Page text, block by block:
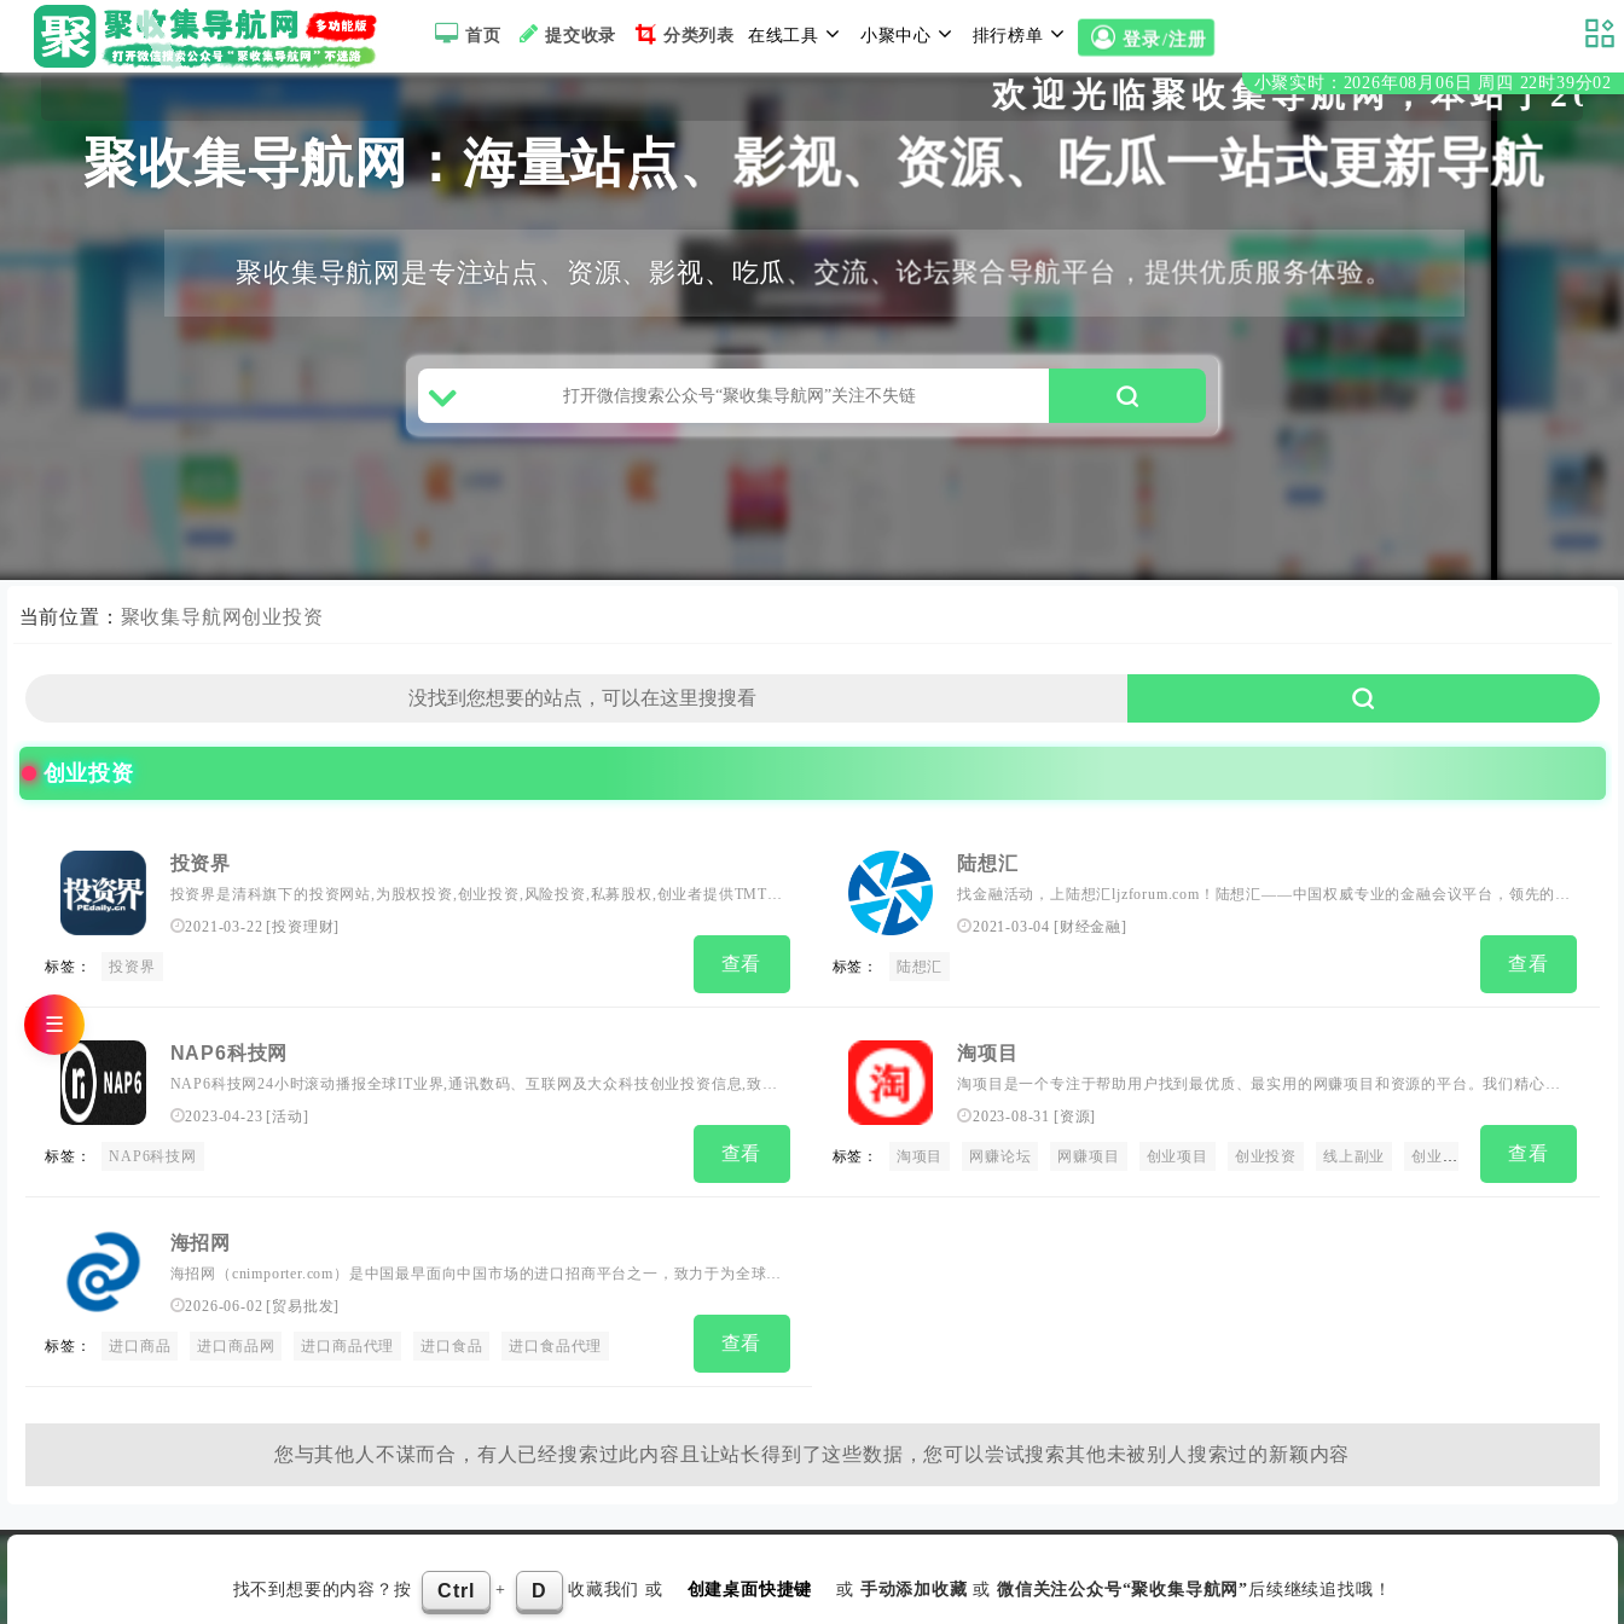
首页 提交收录 分类列表 在线工具 小聚中心 排行榜单 登录/注册
小聚实时：2026年08月06日 周四 22时39分03
欢迎光临聚收集导航网，本站于2020年
聚收集导航网：海量站点、影视、资源、吃瓜一站式更新导航
聚收集导航网是专注站点、资源、影视、吃瓜、交流、论坛聚合导航平台，提供优质服务体验。
当前位置： 聚收集导航网创业投资
创业投资
投资界
投资界是清科旗下的投资网站,为股权投资,创业投资,风险投资,私募股权,创业者提供TMT,IT
服务,互联网,清洁技术,医疗健康,消费连锁等行业投资融资,上市IPO,收购重组,基金募集等资
2021-03-22 [投资理财]
标签： 投资界 查看
陆想汇
找金融活动，上陆想汇ljzforum.com！陆想汇——中国权威专业的金融会议平台，领先的金
融会议网站、金融活动网站，金融会议金融活动查询、在线金融报名、及金融会议营销服
务平台。包含金融头条、宏观分析、金融财经、创业投资、金融培训、金融生活、金融峰
2021-03-04 [财经金融]
标签： 陆想汇 查看
NAP6科技网
NAP6科技网24小时滚动播报全球IT业界,通讯数码、互联网及大众科技创业投资信息,致力
提供专业、酷炫的科技圈动态信息。
2023-04-23 [活动]
标签： NAP6科技网 查看
淘项目
淘项目是一个专注于帮助用户找到最优质、最实用的网赚项目和资源的平台。我们精心挑
选每一个项目，保证它们的质量和可靠性，让你的创业之路更加顺利。除此之外，我们还
提供专业的客服服务，随时为您解决任何问题。如果您正在寻找新鲜有趣的项目，来淘项
目就对了！快来加入我们的大家庭，让我们一起发现目前的风口向项目以及创业赚钱项目
2023-08-31 [资源]
标签： 淘项目 网赚论坛 网赚项目 创业项目 创业投资 线上副业 创业平台 创业找项目
查看
海招网
海招网（cnimporter.com）是中国最早面向中国市场的进口招商平台之一，致力于为全球海
外品牌开拓中国市场搭建渠道，同时为中国的创业投资者提供国际先进优质的产品项目。
2026-06-02 [贸易批发]
标签： 进口商品 进口商品网 进口商品代理 进口食品 进口食品代理 查看
您与其他人不谋而合，有人已经搜索过此内容且让站长得到了这些数据，您可以尝试搜索其他未被别人搜索过的新颖内容
☰
找不到想要的内容？按 Ctrl + D 收藏我们 或 创建桌面快捷键 或 手动添加收藏 或 微信关注公众号“聚收集导航网” 后续继续追找哦！